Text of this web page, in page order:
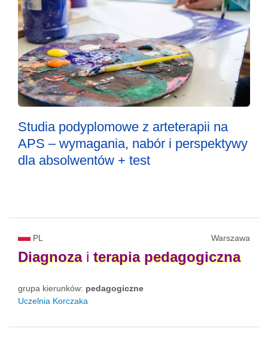
Studia podyplomowe z arteterapii na
APS – wymagania, nabór i perspektywy
dla absolwentów + test
PL Warszawa
Diagnozai terapia pedagogiczna
grupa kierunków: pedagogiczne
Uczelnia Korczaka